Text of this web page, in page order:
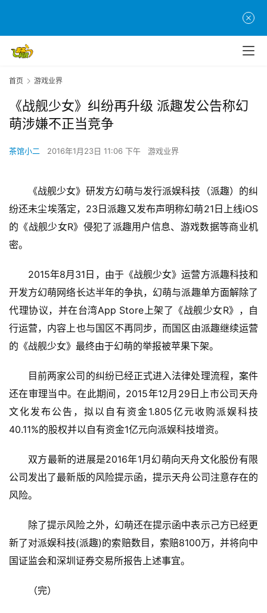
页
游
游
界
首页 游戏业界
《战舰少女》纠纷再升级 派趣发公告称幻
萌涉嫌不正当竞争
茶馆小二 2016年1月23日 11:06 下午 游戏业界
《战舰少女》研发方幻萌与发行派娱科技（派趣）的纠
纷还未尘埃落定，23日派趣又发布声明称幻萌21日上线iOS
的《战舰少女R》侵犯了派趣用户信息、游戏数据等商业机
密。
2015年8月31日，由于《战舰少女》运营方派趣科技和
开发方幻萌网络长达半年的争执，幻萌与派趣单方面解除了
代理协议，并在台湾App Store上架了《战舰少女R》，自
行运营，内容上也与国区不再同步，而国区由派趣继续运营
的《战舰少女》最终由于幻萌的举报被苹果下架。
目前两家公司的纠纷已经正式进入法律处理流程，案件
还在审理当中。在此期间，2015年12月29日上市公司天舟
文化发布公告，拟以自有资金1.805亿元收购派娱科技
40.11%的股权并以自有资金1亿元向派娱科技增资。
双方最新的进展是2016年1月幻萌向天舟文化股份有限
公司发出了最新版的风险提示函，提示天舟公司注意存在的
风险。
除了提示风险之外，幻萌还在提示函中表示己方已经更
新了对派娱科技(派趣)的索赔数目，索赔8100万，并将向中
国证监会和深圳证券交易所报告上述事宜。
（完）